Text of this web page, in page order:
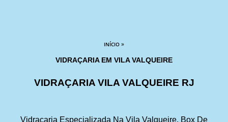
INÍCIO »
VIDRAÇARIA EM VILA VALQUEIRE
VIDRAÇARIA VILA VALQUEIRE RJ
Vidraçaria Especializada Na Vila Valqueire. Box De